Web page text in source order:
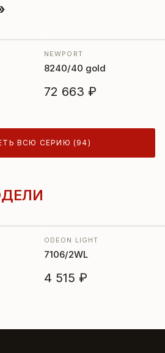
NEWPORT
8240/40 gold
72 663 ₽
ВСЮ СЕРИЮ (94)
ODEON LIGHT
7106/2WL
4 515 ₽